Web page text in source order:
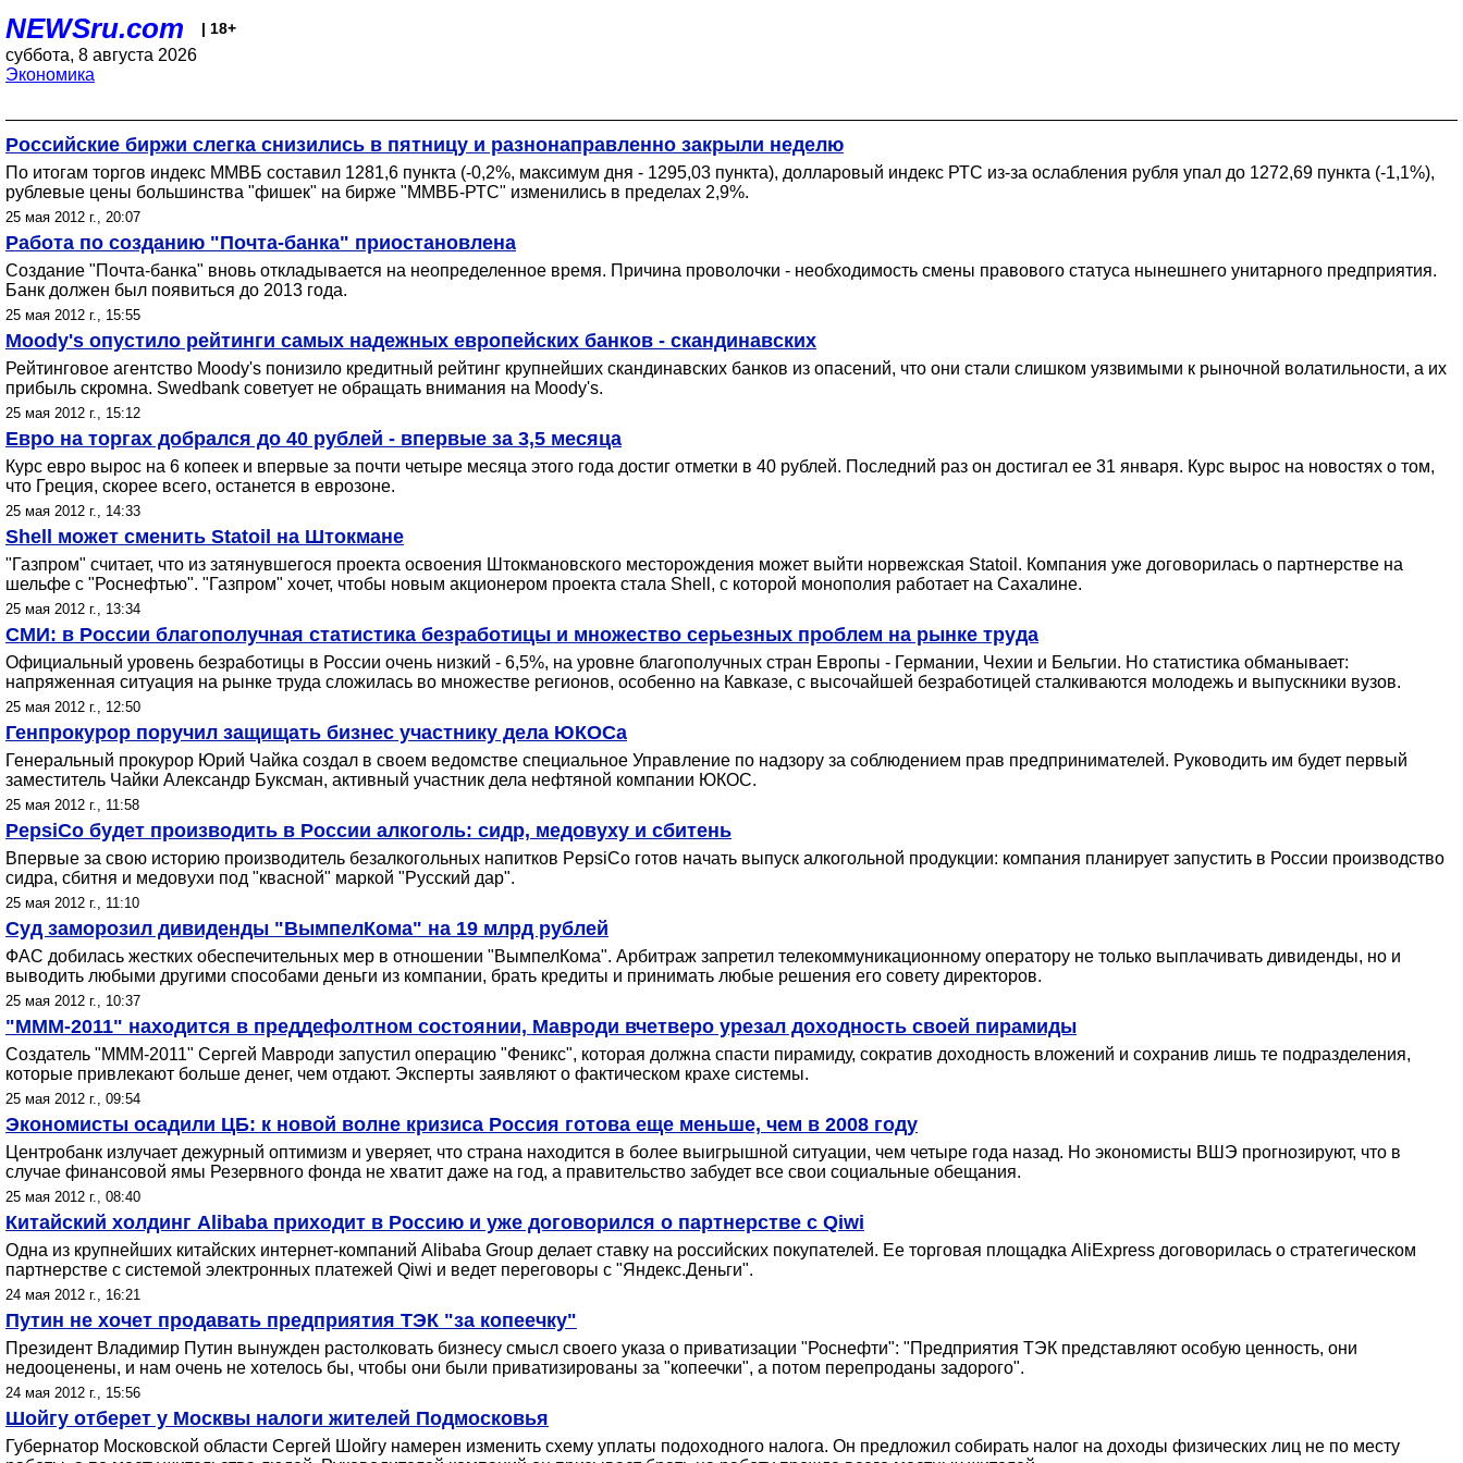
NEWSru.com | 18+
суббота, 8 августа 2026
Экономика
Российские биржи слегка снизились в пятницу и разнонаправленно закрыли неделю
По итогам торгов индекс ММВБ составил 1281,6 пункта (-0,2%, максимум дня - 1295,03 пункта), долларовый индекс РТС из-за ослабления рубля упал до 1272,69 пункта (-1,1%),
рублевые цены большинства "фишек" на бирже "ММВБ-РТС" изменились в пределах 2,9%.
25 мая 2012 г., 20:07
Работа по созданию "Почта-банка" приостановлена
Создание "Почта-банка" вновь откладывается на неопределенное время. Причина проволочки - необходимость смены правового статуса нынешнего унитарного предприятия.
Банк должен был появиться до 2013 года.
25 мая 2012 г., 15:55
Moody's опустило рейтинги самых надежных европейских банков - скандинавских
Рейтинговое агентство Moody's понизило кредитный рейтинг крупнейших скандинавских банков из опасений, что они стали слишком уязвимыми к рыночной волатильности, а их
прибыль скромна. Swedbank советует не обращать внимания на Moody's.
25 мая 2012 г., 15:12
Евро на торгах добрался до 40 рублей - впервые за 3,5 месяца
Курс евро вырос на 6 копеек и впервые за почти четыре месяца этого года достиг отметки в 40 рублей. Последний раз он достигал ее 31 января. Курс вырос на новостях о том,
что Греция, скорее всего, останется в еврозоне.
25 мая 2012 г., 14:33
Shell может сменить Statoil на Штокмане
"Газпром" считает, что из затянувшегося проекта освоения Штокмановского месторождения может выйти норвежская Statoil. Компания уже договорилась о партнерстве на
шельфе с "Роснефтью". "Газпром" хочет, чтобы новым акционером проекта стала Shell, с которой монополия работает на Сахалине.
25 мая 2012 г., 13:34
СМИ: в России благополучная статистика безработицы и множество серьезных проблем на рынке труда
Официальный уровень безработицы в России очень низкий - 6,5%, на уровне благополучных стран Европы - Германии, Чехии и Бельгии. Но статистика обманывает:
напряженная ситуация на рынке труда сложилась во множестве регионов, особенно на Кавказе, с высочайшей безработицей сталкиваются молодежь и выпускники вузов.
25 мая 2012 г., 12:50
Генпрокурор поручил защищать бизнес участнику дела ЮКОСа
Генеральный прокурор Юрий Чайка создал в своем ведомстве специальное Управление по надзору за соблюдением прав предпринимателей. Руководить им будет первый
заместитель Чайки Александр Буксман, активный участник дела нефтяной компании ЮКОС.
25 мая 2012 г., 11:58
PepsiCo будет производить в России алкоголь: сидр, медовуху и сбитень
Впервые за свою историю производитель безалкогольных напитков PepsiCo готов начать выпуск алкогольной продукции: компания планирует запустить в России производство
сидра, сбитня и медовухи под "квасной" маркой "Русский дар".
25 мая 2012 г., 11:10
Суд заморозил дивиденды "ВымпелКома" на 19 млрд рублей
ФАС добилась жестких обеспечительных мер в отношении "ВымпелКома". Арбитраж запретил телекоммуникационному оператору не только выплачивать дивиденды, но и
выводить любыми другими способами деньги из компании, брать кредиты и принимать любые решения его совету директоров.
25 мая 2012 г., 10:37
"МММ-2011" находится в преддефолтном состоянии, Мавроди вчетверо урезал доходность своей пирамиды
Создатель "МММ-2011" Сергей Мавроди запустил операцию "Феникс", которая должна спасти пирамиду, сократив доходность вложений и сохранив лишь те подразделения,
которые привлекают больше денег, чем отдают. Эксперты заявляют о фактическом крахе системы.
25 мая 2012 г., 09:54
Экономисты осадили ЦБ: к новой волне кризиса Россия готова еще меньше, чем в 2008 году
Центробанк излучает дежурный оптимизм и уверяет, что страна находится в более выигрышной ситуации, чем четыре года назад. Но экономисты ВШЭ прогнозируют, что в
случае финансовой ямы Резервного фонда не хватит даже на год, а правительство забудет все свои социальные обещания.
25 мая 2012 г., 08:40
Китайский холдинг Alibaba приходит в Россию и уже договорился о партнерстве с Qiwi
Одна из крупнейших китайских интернет-компаний Alibaba Group делает ставку на российских покупателей. Ее торговая площадка AliExpress договорилась о стратегическом
партнерстве с системой электронных платежей Qiwi и ведет переговоры с "Яндекс.Деньги".
24 мая 2012 г., 16:21
Путин не хочет продавать предприятия ТЭК "за копеечку"
Президент Владимир Путин вынужден растолковать бизнесу смысл своего указа о приватизации "Роснефти": "Предприятия ТЭК представляют особую ценность, они
недооценены, и нам очень не хотелось бы, чтобы они были приватизированы за "копеечки", а потом перепроданы задорого".
24 мая 2012 г., 15:56
Шойгу отберет у Москвы налоги жителей Подмосковья
Губернатор Московской области Сергей Шойгу намерен изменить схему уплаты подоходного налога. Он предложил собирать налог на доходы физических лиц не по месту